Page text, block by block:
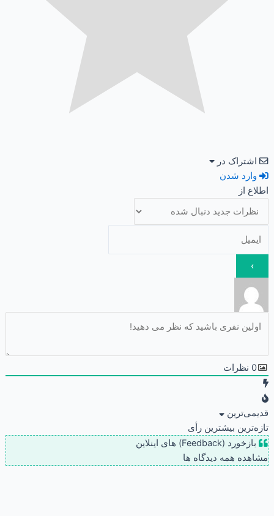
اشتراک در
وارد شدن
اطلاع از
0 نظرات
قدیمی‌ترین
تازه‌ترین بیشترین رأی
بازخورد (Feedback) های اینلاین
مشاهده همه دیدگاه ها